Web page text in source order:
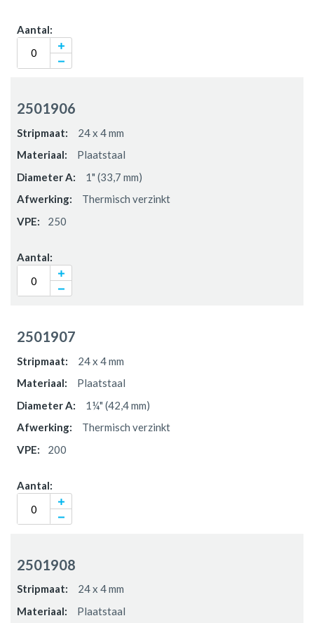
2501906
24 x 4 mm
Plaatstaal
1" (33,7 mm)
Thermisch verzinkt
250
2501907
24 x 4 mm
Plaatstaal
1¼" (42,4 mm)
Thermisch verzinkt
200
2501908
24 x 4 mm
Plaatstaal